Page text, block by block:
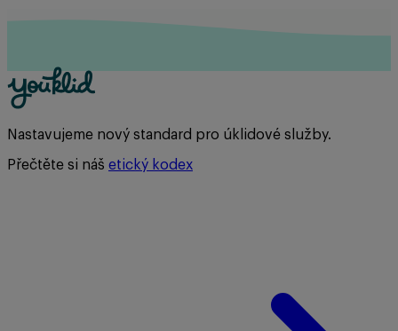
Nastavujeme nový standard pro úklidové služby.
Přečtěte si náš etický kodex